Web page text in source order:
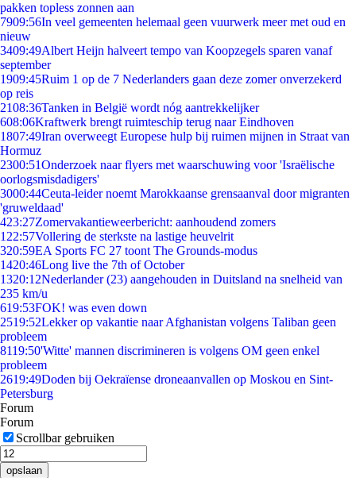
pakken topless zonnen aan
7909:56In veel gemeenten helemaal geen vuurwerk meer met oud en
nieuw
3409:49Albert Heijn halveert tempo van Koopzegels sparen vanaf
september
1909:45Ruim 1 op de 7 Nederlanders gaan deze zomer onverzekerd
op reis
2108:36Tanken in België wordt nóg aantrekkelijker
608:06Kraftwerk brengt ruimteschip terug naar Eindhoven
1807:49Iran overweegt Europese hulp bij ruimen mijnen in Straat van
Hormuz
2300:51Onderzoek naar flyers met waarschuwing voor 'Israëlische
oorlogsmisdadigers'
3000:44Ceuta-leider noemt Marokkaanse grensaanval door migranten
'gruweldaad'
423:27Zomervakantieweerbericht: aanhoudend zomers
1 22:57Vollering de sterkste na lastige heuvelrit
320:59EA Sports FC 27 toont The Grounds-modus
1420:46Long live the 7th of October
1320:12Nederlander (23) aangehouden in Duitsland na snelheid van
235 km/u
619:53FOK! was even down
2519:52Lekker op vakantie naar Afghanistan volgens Taliban geen
probleem
8119:50'Witte' mannen discrimineren is volgens OM geen enkel
probleem
2619:49Doden bij Oekraïense droneaanvallen op Moskou en Sint-
Petersburg
Forum
Forum
Scrollbar gebruiken
opslaan